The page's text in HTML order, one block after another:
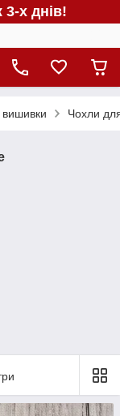
х днів!
Чохли